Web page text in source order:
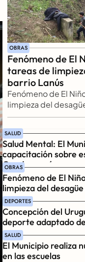
OBRAS
Fenómeno de El
tareas de
barrio Lanús
Fenómeno de El
limpieza del
SALUD
Salud Mental: El
capacitación sobre
Gendarmería
OBRAS
Fenómeno de El
limpieza del
DEPORTES
Concepción del
deporte adaptado
SALUD
El Municipio realiza
en las escuelas